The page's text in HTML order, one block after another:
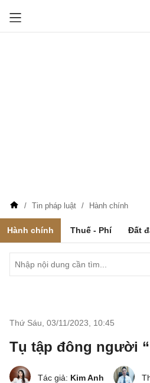
Tin pháp luật Hành chính
Hành chính Thuế - Phí Đất
Thứ Sáu, 03/11/2023 10:45
Tụ tập đông người
Tác giả: Kim Anh